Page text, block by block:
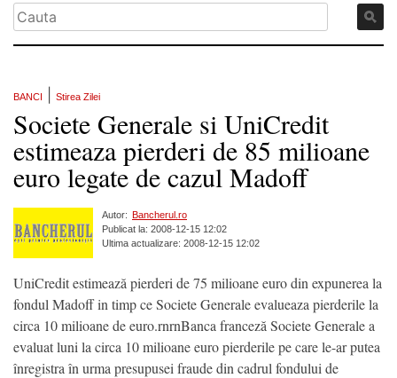
BANCI Stirea Zilei
Societe Generale si UniCredit
estimeaza pierderi de 85 milioane
euro legate de cazul Madoff
Autor: Bancherul.ro
Publicat la: 2008-12-15 12:02
Ultima actualizare: 2008-12-15 12:02
UniCredit estimează pierderi de 75 milioane euro din expunerea la
fondul Madoff in timp ce Societe Generale evalueaza pierderile la
circa 10 milioane de euro.rnrnBanca franceză Societe Generale a
evaluat luni la circa 10 milioane euro pierderile pe care le-ar putea
înregistra în urma presupusei fraude din cadrul fondului de